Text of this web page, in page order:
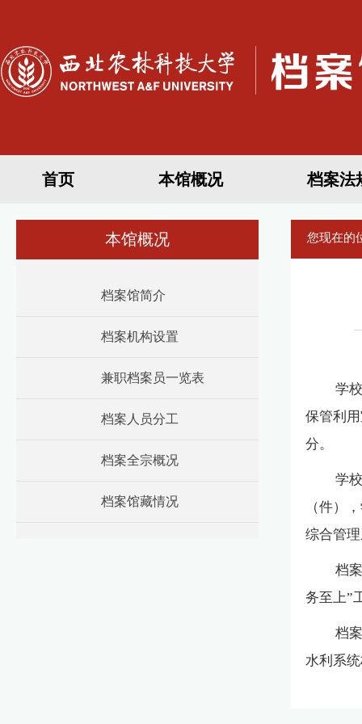
首页 本馆概况 档案法
本馆概况
档案馆简介
档案机构设置
兼职档案员一览表
档案人员分工
档案全宗概况
档案馆藏情况
您现在的
学
保管利
分。
学
（件）
综合管
档
务至上”
档
水利系